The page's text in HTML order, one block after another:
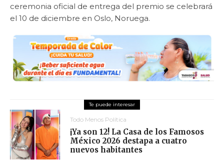
ceremonia oficial de entrega del premio se celebrará
el 10 de diciembre en Oslo, Noruega.
Todo Menos Política
¡Ya son 12! La Casa de los Famosos
México 2026 destapa a cuatro
nuevos habitantes